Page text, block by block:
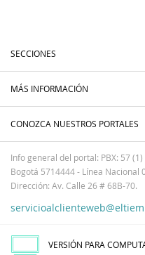
SECCIONES
MÁS INFORMACIÓN
CONOZCA NUESTROS PORTALES
Info general del portal: PBX: 57
Bogotá 5714444 - Línea Nacional
Dirección: Av. Calle 26 # 68B-70.
VERSIÓN PARA